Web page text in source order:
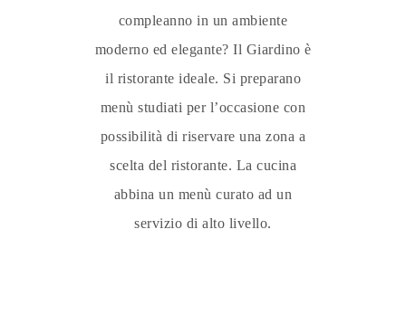
compleanno in un ambiente
moderno ed elegante? Il Giardino è
il ristorante ideale. Si preparano
menù studiati per l’occasione con
possibilità di riservare una zona a
scelta del ristorante. La cucina
abbina un menù curato ad un
servizio di alto livello.